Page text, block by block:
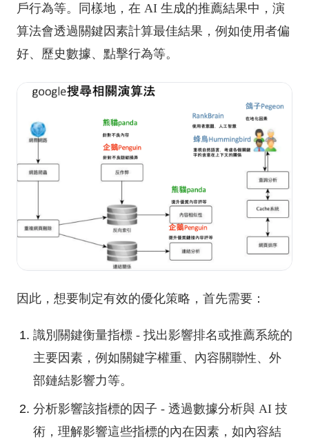
戶行為等。同樣地，在 AI 生成的推薦結果中，演
算法會透過關鍵因素計算最佳結果，例如使用者偏
好、歷史數據、點擊行為等。
因此，想要制定有效的優化策略，首先需要：
識別關鍵衡量指標 - 找出影響排名或推薦系統的
主要因素，例如關鍵字權重、內容關聯性、外
部鏈結影響力等。
分析影響該指標的因子 - 透過數據分析與 AI 技
術，理解影響這些指標的內在因素，如內容結